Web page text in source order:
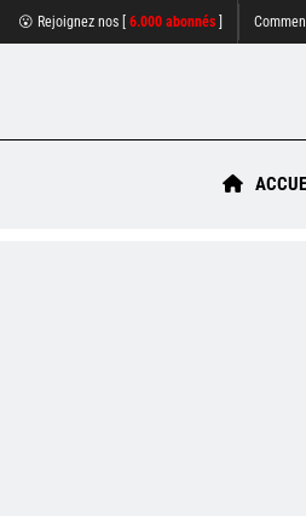
😮 Rejoignez nos [ 6.000 abonnés